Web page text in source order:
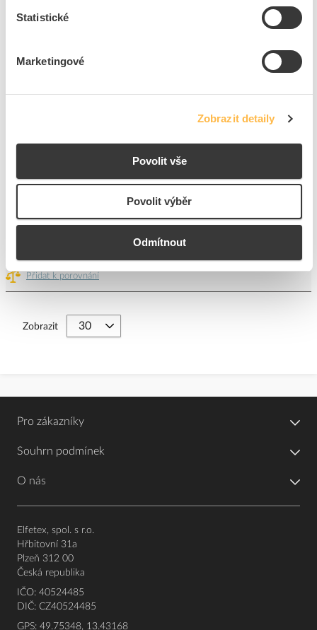
Statistické
Marketingové
Zobrazit detaily
Povolit vše
Povolit výběr
Odmítnout
Kód výrobce
2004180
Přidat k porovnání
Zobrazit
Pro zákazníky
Souhrn podmínek
O nás
Elfetex, spol. s r.o.
Hřbitovní 31a
Plzeň 312 00
Česká republika
IČO: 40524485
DIČ: CZ40524485
GPS: 49.75348, 13.43168